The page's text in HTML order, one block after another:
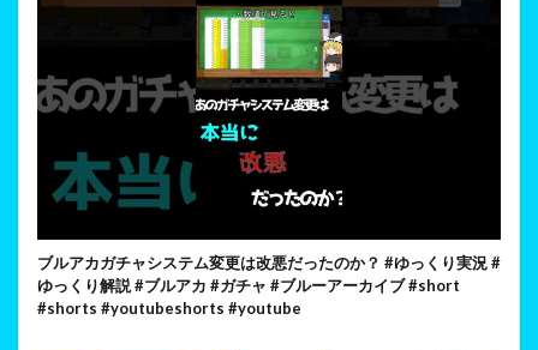
ブルアカガチャシステム変更は改悪だったのか？ #ゆっくり実況 #
ゆっくり解説 #ブルアカ #ガチャ #ブルーアーカイブ #short
#shorts #youtubeshorts #youtube